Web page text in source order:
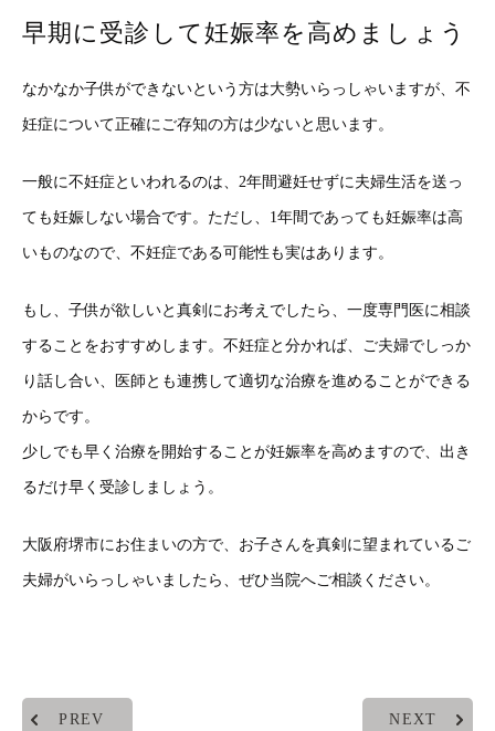
早期に受診して妊娠率を高めましょう
なかなか子供ができないという方は大勢いらっしゃいますが、不
妊症について正確にご存知の方は少ないと思います。
一般に不妊症といわれるのは、2年間避妊せずに夫婦生活を送っ
ても妊娠しない場合です。ただし、1年間であっても妊娠率は高
いものなので、不妊症である可能性も実はあります。
もし、子供が欲しいと真剣にお考えでしたら、一度専門医に相談
することをおすすめします。不妊症と分かれば、ご夫婦でしっか
り話し合い、医師とも連携して適切な治療を進めることができる
からです。
少しでも早く治療を開始することが妊娠率を高めますので、出き
るだけ早く受診しましょう。
大阪府堺市にお住まいの方で、お子さんを真剣に望まれているご
夫婦がいらっしゃいましたら、ぜひ当院へご相談ください。
PREV NEXT